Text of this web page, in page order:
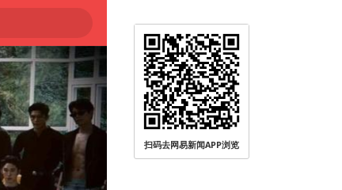
扫码去网易新闻APP浏览